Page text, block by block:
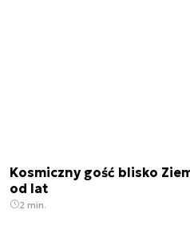
Kosmiczny gość blisko
od lat
2 min.